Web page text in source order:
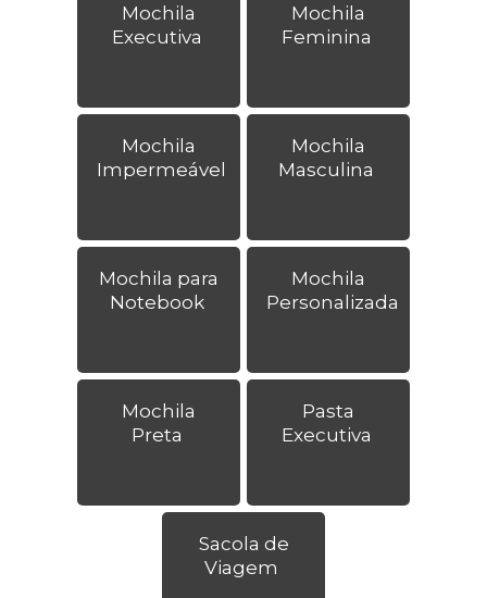
Mochila
Executiva
Mochila
Feminina
Mochila
Impermeável
Mochila
Masculina
Mochila para
Notebook
Mochila
Personalizada
Mochila
Preta
Pasta
Executiva
Sacola de
Viagem